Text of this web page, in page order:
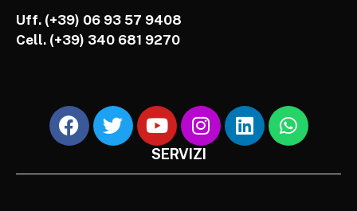
Uff. (+39) 06 93 57 9408
Cell. (+39) 340 681 9270
SERVIZI